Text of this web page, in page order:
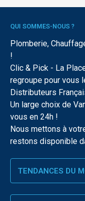
QUI SOMMES-NOUS ?
Plomberie,
!
Clic & Pick - La
regroupe pour vous
Distributeurs
Un large choix de
vous en 24h !
Nous mettons à
restons disponible
TENDANCES DU